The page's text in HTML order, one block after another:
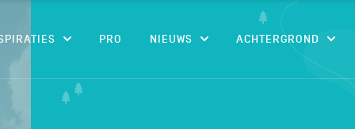
PRO NIEUWS ACHTERGROND